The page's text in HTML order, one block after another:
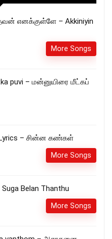
எனக்குள்ளே – Akkiniyin
More Songs
puvi – மன்னுயிரை மீட்கப்
Lyrics – சின்ன கண்கள்
More Songs
Belan Thanthu
More Songs